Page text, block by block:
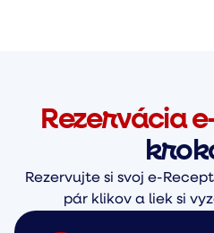
Rezervácia
Rezervujte si svoj e-
pár klikov a liek si